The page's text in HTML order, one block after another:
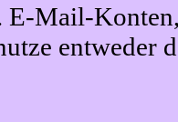
E-Mail-